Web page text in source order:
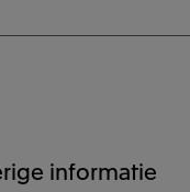
informatie